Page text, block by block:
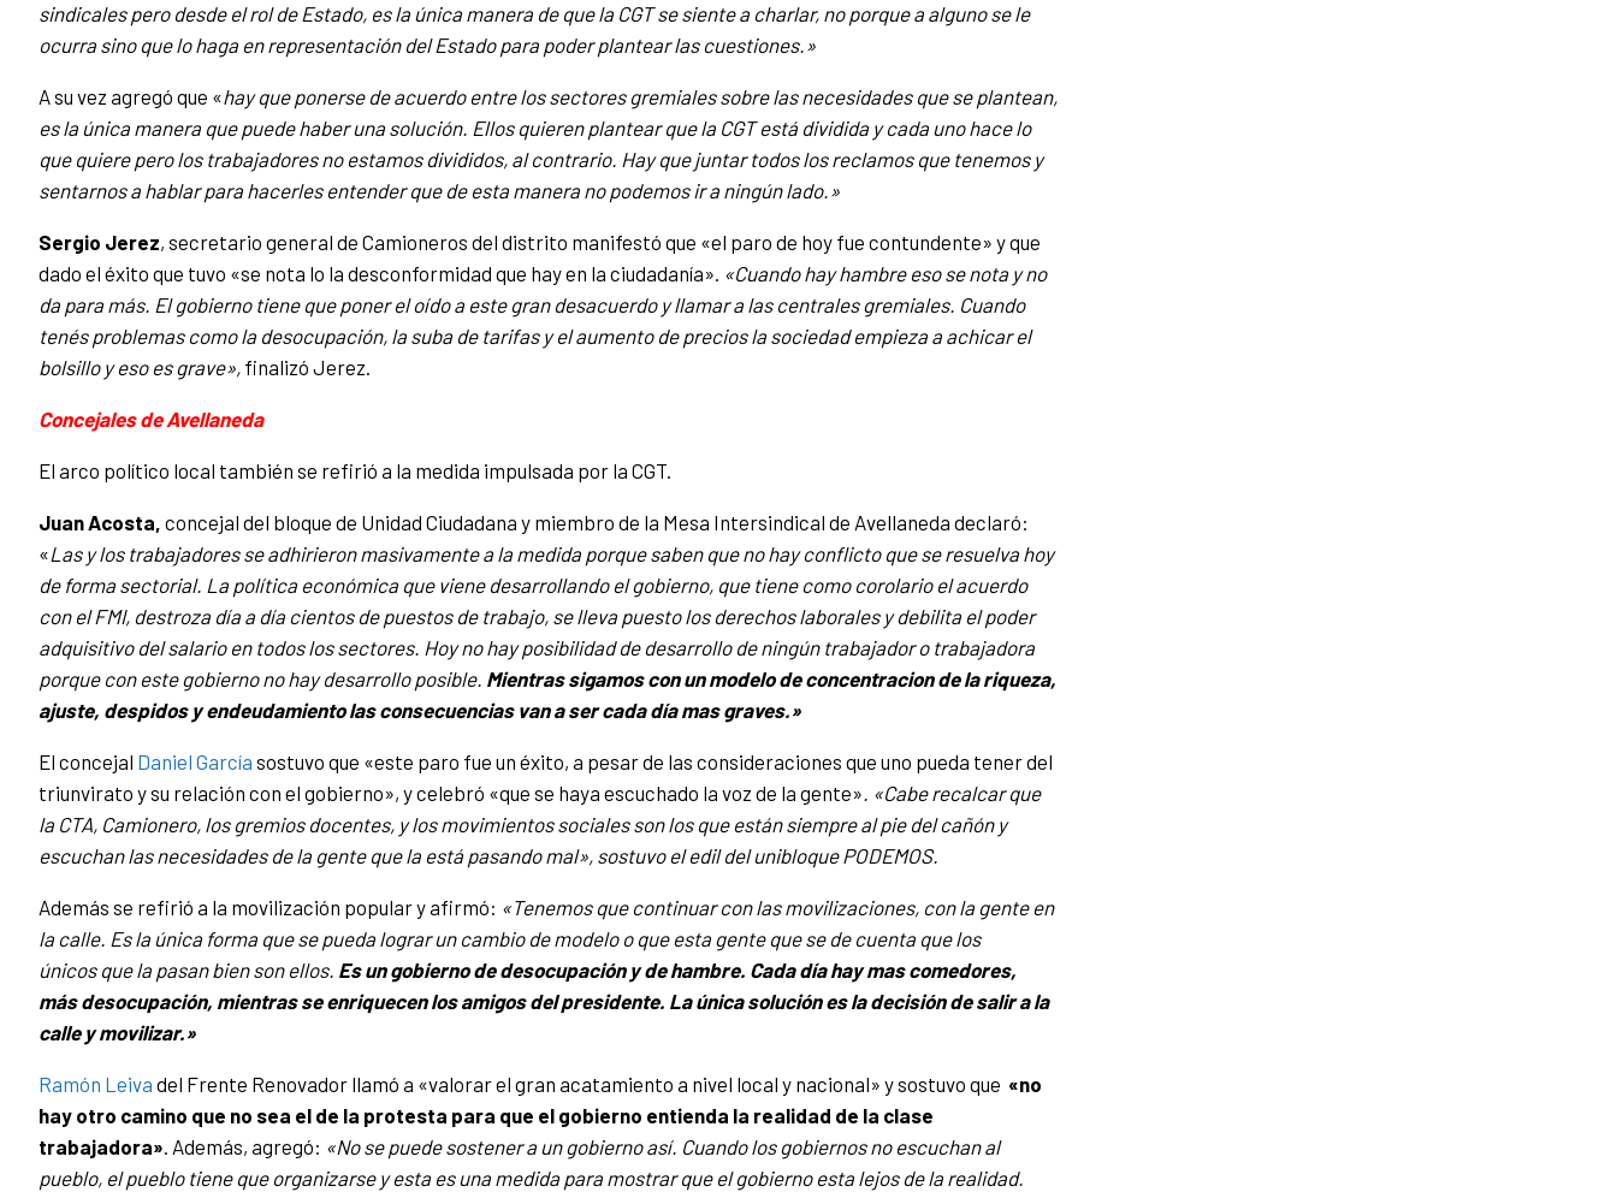
sindicales pero desde el rol de Estado, es la única manera de que la CGT se siente a charlar, no porque a alguno se le
ocurra sino que lo haga en representación del Estado para poder plantear las cuestiones.»
A su vez agregó que «hayque ponerse de acuerdo entre los sectores gremiales sobre las necesidades que se plantean,
es la única manera que puede haber una solución. Ellos quieren plantear que la CGT está dividida y cada uno hace lo
que quiere pero los trabajadores no estamos divididos, al contrario. Hay que juntar todos los reclamos que tenemos y
sentarnos a hablar para hacerles entender que de esta manera no podemos ir a ningún lado.»
Sergio Jerez, secretario general de Camioneros del distrito manifestó que «el paro de hoy fue contundente» y que
dado el éxito que tuvo «se nota lo la desconformidad que hay en la ciudadanía». «Cuando hay hambre eso se nota y no
da para más. El gobierno tiene que poner el oído a este gran desacuerdo y llamar a las centrales gremiales. Cuando
tenés problemas como la desocupación, la suba de tarifas y el aumento de precios la sociedad empieza a achicar el
bolsillo y eso es grave», finalizó Jerez.
Concejales de Avellaneda
El arco político local también se refirió a la medida impulsada por la CGT.
Juan Acosta, concejal del bloque de Unidad Ciudadana y miembro de la Mesa Intersindical de Avellaneda declaró:
«Las y los trabajadores se adhirieron masivamente a la medida porque saben que no hay conflicto que se resuelva hoy
de forma sectorial. La política económica que viene desarrollando el gobierno, que tiene como corolario el acuerdo
con el FMI, destroza día a día cientos de puestos de trabajo, se lleva puesto los derechos laborales y debilita el poder
adquisitivo del salario en todos los sectores. Hoy no hay posibilidad de desarrollo de ningún trabajador o trabajadora
porque con este gobierno no hay desarrollo posible. Mientras sigamos con un modelo de concentracion de la riqueza,
ajuste, despidos y endeudamiento las consecuencias van a ser cada día mas graves.»
El concejal Daniel García sostuvo que «este paro fue un éxito, a pesar de las consideraciones que uno pueda tener del
triunvirato y su relación con el gobierno», y celebró «que se haya escuchado la voz de la gente». «Cabe recalcar que
la CTA, Camionero, los gremios docentes, y los movimientos sociales son los que están siempre al pie del cañón y
escuchan las necesidades de la gente que la está pasando mal», sostuvo el edil del unibloque PODEMOS.
Además se refirió a la movilización popular y afirmó: «Tenemos que continuar con las movilizaciones, con la gente en
la calle. Es la única forma que se pueda lograr un cambio de modelo o que esta gente que se de cuenta que los
únicos que la pasan bien son ellos. Es un gobierno de desocupación y de hambre. Cada día hay mas comedores,
más desocupación, mientras se enriquecen los amigos del presidente. La única solución es la decisión de salir a la
calle y movilizar.»
Ramón Leiva del Frente Renovador llamó a «valorar el gran acatamiento a nivel local y nacional» y sostuvo que «no
hay otro camino que no sea el de la protesta para que el gobierno entienda la realidad de la clase
trabajadora». Además, agregó: «No se puede sostener a un gobierno así. Cuando los gobiernos no escuchan al
pueblo, el pueblo tiene que organizarse y esta es una medida para mostrar que el gobierno esta lejos de la realidad.